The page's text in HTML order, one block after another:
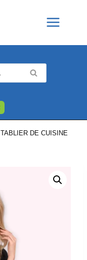
RECHERCHE
TABLIER DE CUISINE